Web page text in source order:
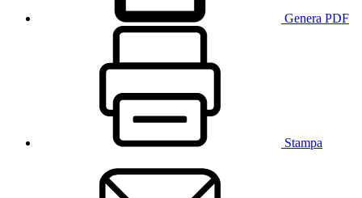
Genera PDF
Stampa